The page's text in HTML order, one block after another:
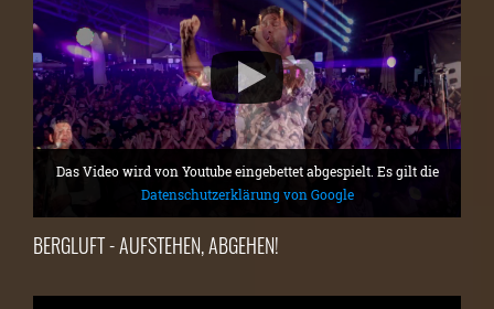
Das Video wird von Youtube eingebettet abgespielt. Es gilt die
Datenschutzerklärung von Google
BERGLUFT - AUFSTEHEN, ABGEHEN!